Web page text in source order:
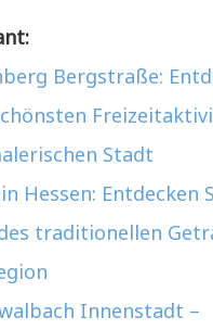
Bergstraße:
Stadt
Hessen: Entdecken
traditionellen
Innenstadt –